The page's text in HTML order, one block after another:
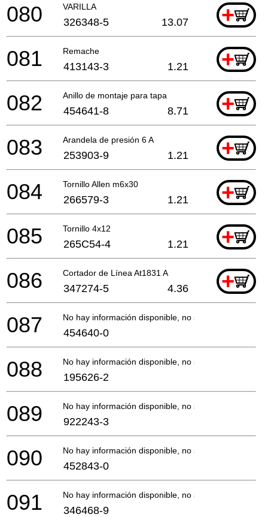
VARILLA +
080 326348-5 13.07
Remache +
081 413143-3 1.21
Anillo de montaje para tapa +
082 454641-8 8.71
Arandela de presión 6 A +
083 253903-9 1.21
Tornillo Allen m6x30 +
084 266579-3 1.21
Tornillo 4x12 +
085 265C54-4 1.21
Cortador de Línea At1831 A +
086 347274-5 4.36
No hay información disponible, no se puede pedir
087 454640-0
No hay información disponible, no se puede pedir
088 195626-2
No hay información disponible, no se puede pedir
089 922243-3
No hay información disponible, no se puede pedir
090 452843-0
No hay información disponible, no se puede pedir
091 346468-9